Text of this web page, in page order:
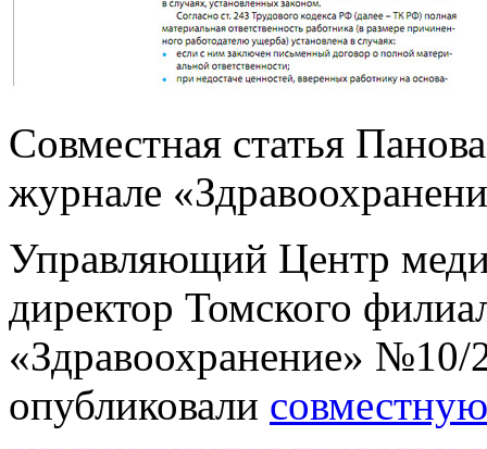
Совместная статья
журнале
Управляющий Центр
директор Томского
«Здравоохранение» №10/
опубликовали